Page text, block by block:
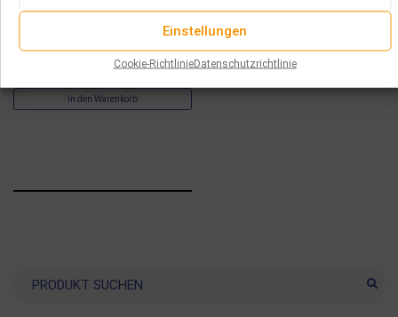
Einstellungen
Cookie-RichtlinieDatenschutzrichtlinie
In den Warenkorb
Suche